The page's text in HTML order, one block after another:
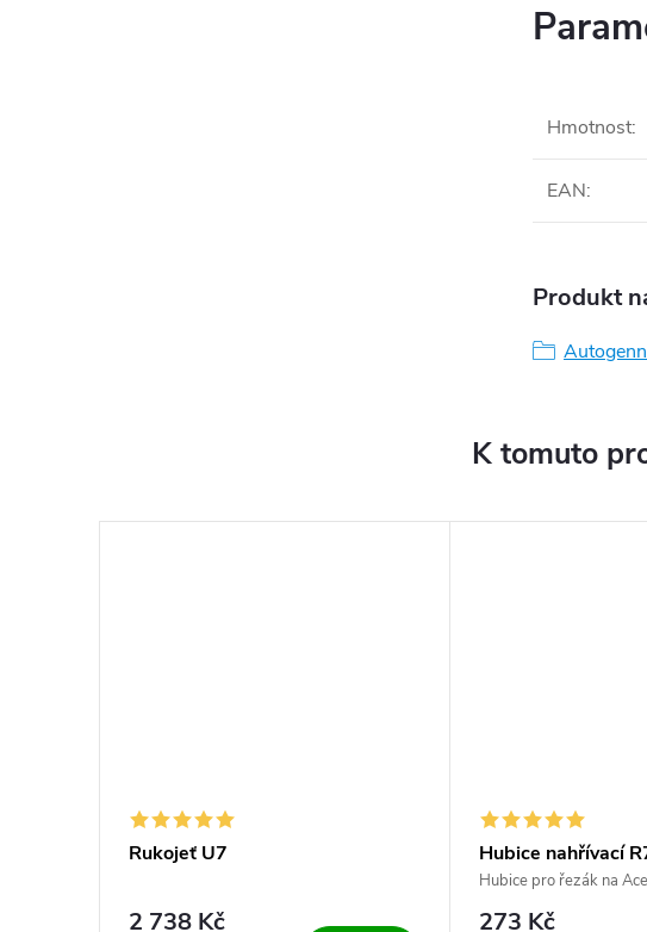
Hmotnost:
EAN:
Produkt
K tomuto
Rukojeť U7
2 738 Kč
Hubice nahřívací
Hubice pro řezák na
273 Kč